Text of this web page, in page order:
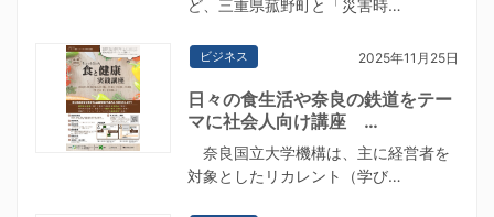
ど、三重県菰野町と「災害時…
ビジネス 2025年11月25日
日々の食生活や奈良の鉄道をテー
マに社会人向け講座 …
奈良国立大学機構は、主に経営者を
対象としたリカレント（学び…